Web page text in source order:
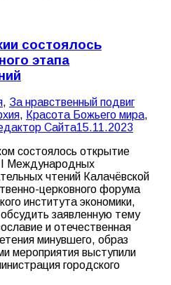
состоялось
этапа
, За нравственный подвиг
, Красота Божьего мира,
Сайта15.11.2023
состоялось открытие
Международных
чтений Калачёвской
церковного форума
института экономики,
заявленную тему
и отечественная
минувшего, образ
мероприятия выступили
городского